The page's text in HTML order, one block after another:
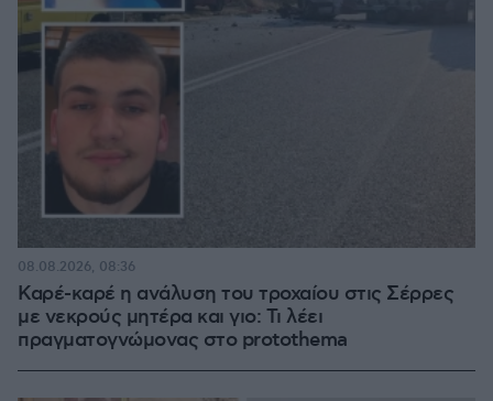
Καρέ-καρέ η ανάλυση του τροχαίου στις Σέρρες
με νεκρούς μητέρα και γιο: Τι λέει
πραγματογνώμονας στο protothema
08.08.2026, 08:36